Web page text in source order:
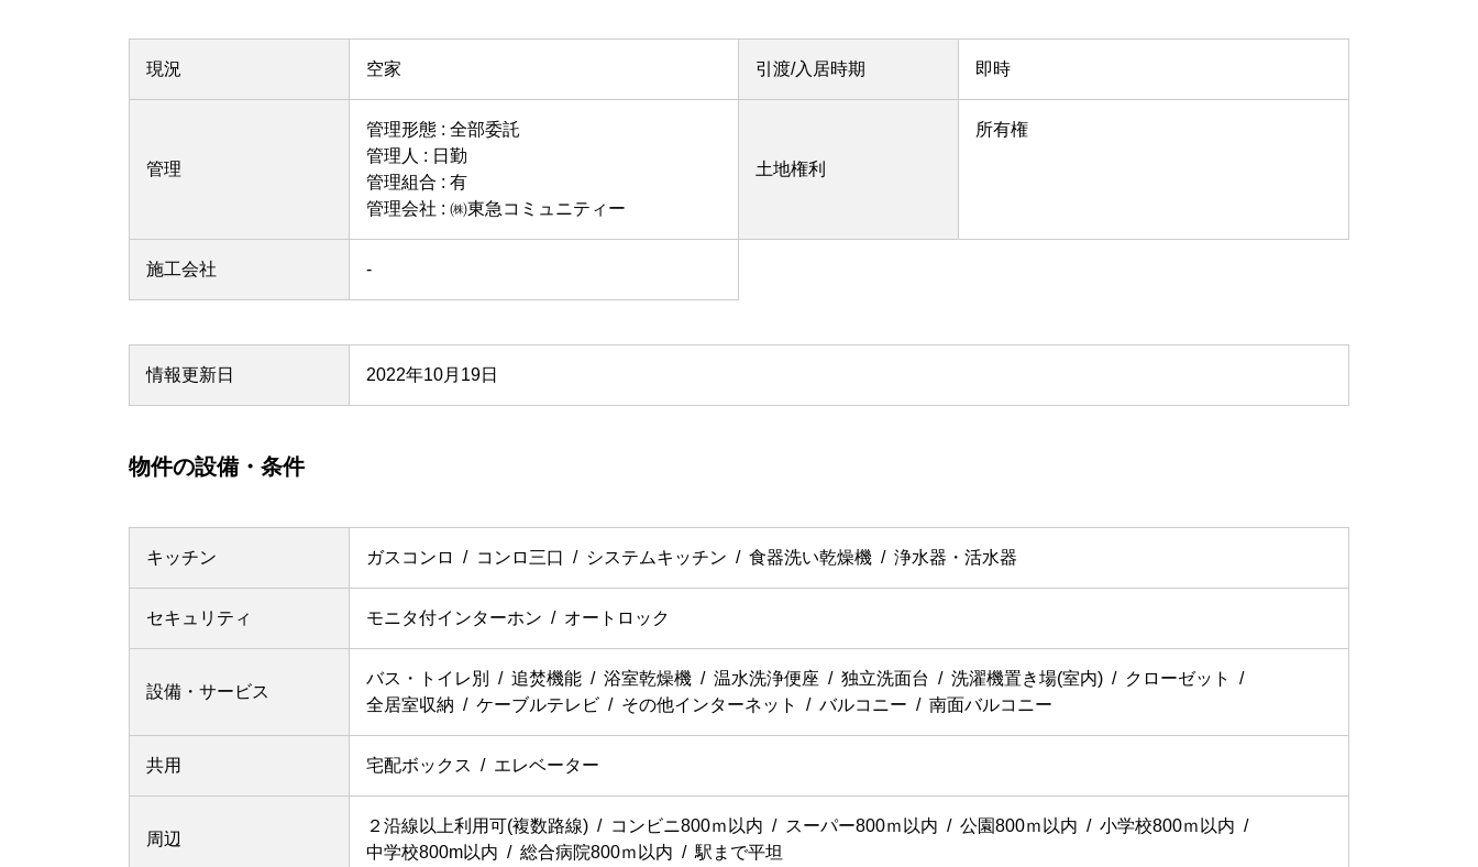
現況 空家 引渡/入居時期 即時
管理
管理形態 : 全部委託
管理人 : 日勤
管理組合 : 有
管理会社 : ㈱東急コミュニティー
土地権利
所有権
施工会社 -
情報更新日 2022年10月19日
物件の設備・条件
キッチン ガスコンロ コンロ三口 システムキッチン 食器洗い乾燥機 浄水器・活水器
セキュリティ モニタ付インターホン オートロック
設備・サービス
バス・トイレ別 追焚機能 浴室乾燥機 温水洗浄便座 独立洗面台 洗濯機置き場(室内)
クローゼット
全居室収納
ケーブルテレビ その他インターネット バルコニー 南面バルコニー
共用 宅配ボックス エレベーター
周辺
２沿線以上利用可(複数路線) コンビニ800ｍ以内 スーパー800ｍ以内 公園800ｍ以内
小学校800ｍ以内
中学校800m以内
総合病院800ｍ以内 駅まで平坦